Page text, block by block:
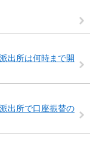
出所は何時まで開
出所で口座振替の